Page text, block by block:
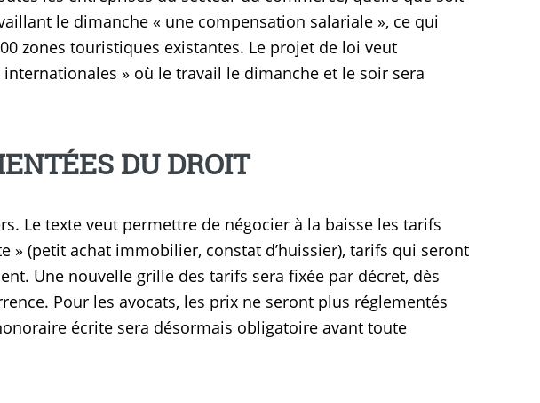
le dimanche « une compensation salariale », ce qui
zones touristiques existantes. Le projet de loi veut
» où le travail le dimanche et le soir sera
DU DROIT
Le texte veut permettre de négocier à la baisse les tarifs
» (petit achat immobilier, constat d’huissier), tarifs qui seront
Une nouvelle grille des tarifs sera fixée par décret, dès
Pour les avocats, les prix ne seront plus réglementés
écrite sera désormais obligatoire avant toute